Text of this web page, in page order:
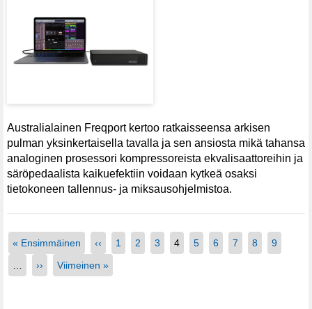
Australialainen Freqport kertoo ratkaisseensa arkisen
pulman yksinkertaisella tavalla ja sen ansiosta mikä tahansa
analoginen prosessori kompressoreista ekvalisaattoreihin ja
säröpedaalista kaikuefektiin voidaan kytkeä osaksi
tietokoneen tallennus- ja miksausohjelmistoa.
« Ensimmäinen ‹‹ 1 2 3 4 5 6 7 8
9
›› Viimeinen »